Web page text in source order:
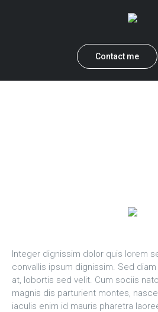
Contact me
Integer dignissim dolor quis lorem
convallis ipsum dignissim. Sed
at, lobortis sed velit. Cum sociis
magnis dis parturient montes,
iaculis enim id mauris pharetra